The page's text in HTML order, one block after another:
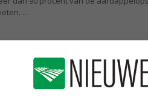
dealer voor Homburg Holland
Holland in het Friese Stiens is voor de
met Abemec. Het maakt deel uit
België te...